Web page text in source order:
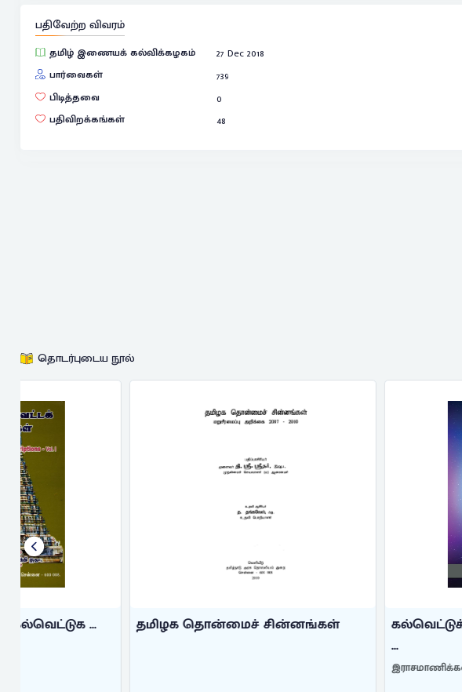
பதிவேற்ற விவரம்
தமிழ் இணையக் கல்விக்கழகம்
27 Dec 2018
பார்வைகள்
739
பிடித்தவை
0
பதிவிறக்கங்கள்
48
தொடர்புடைய நூல்
தமிழக தொன்மைச் சின்னங்கள்
கல்வெட்டுக்களும் அரசியல்
இராசமாணிக்கனார், மா.